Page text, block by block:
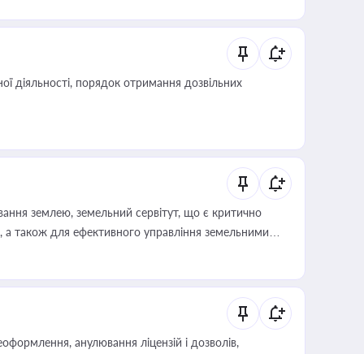
діяльності, порядок отримання дозвільних
землею, земельний сервітут, що є критично
також для ефективного управління земельними
анулювання ліцензій і дозволів,